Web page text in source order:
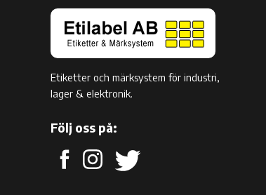
Etiketter och märksystem för industri,
lager & elektronik.
Följ oss på: